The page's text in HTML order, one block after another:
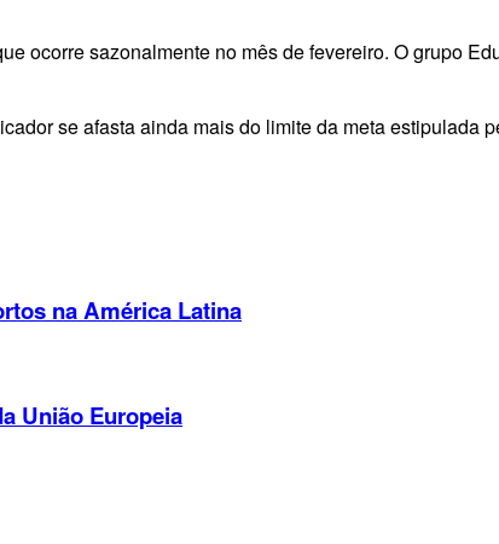
ocorre sazonalmente no mês de fevereiro. O grupo
se afasta ainda mais do limite da meta estipulada
na América Latina
União Europeia